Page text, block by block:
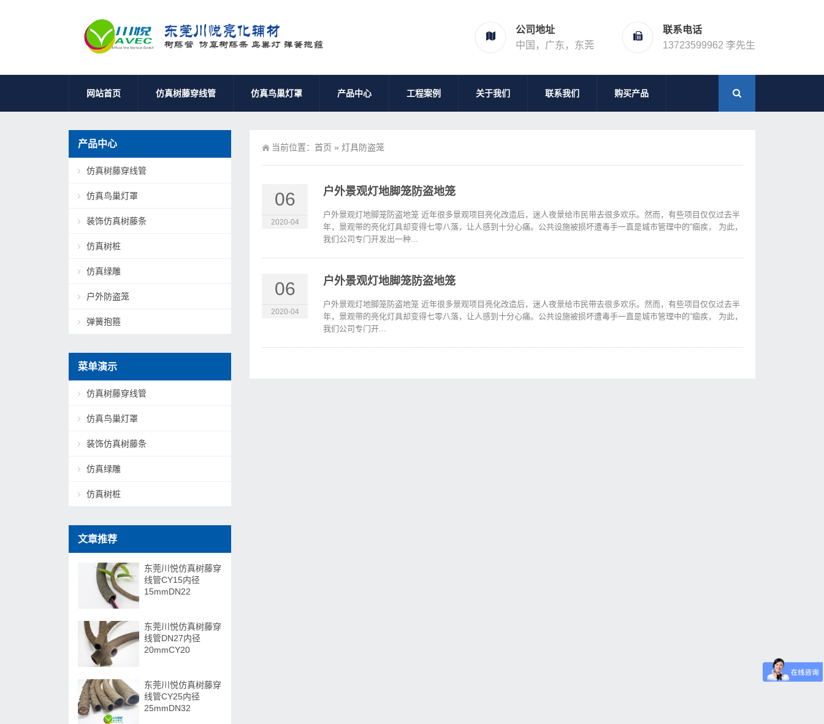
公司地址
中国，广东，东莞
联系电话
13723599962 李先生
网站首页 仿真树藤穿线管 仿真鸟巢灯罩 产品中心 工程案例 关于我们 联系我们 购买产品
当前位置： 首页 » 灯具防盗笼
06
2020-04
户外景观灯地脚笼防盗地笼
户外景观灯地脚笼防盗地笼 近年很多景观项目亮化改造后，迷人夜景给市民带去很多欢乐。然而，有些项目仅仅过去半
年，景观带的亮化灯具却变得七零八落，让人感到十分心痛。公共设施被损坏遭毒手一直是城市管理中的“痼疾， 为此，
我们公司专门开发出一种...
06
2020-04
户外景观灯地脚笼防盗地笼
户外景观灯地脚笼防盗地笼 近年很多景观项目亮化改造后，迷人夜景给市民带去很多欢乐。然而，有些项目仅仅过去半
年，景观带的亮化灯具却变得七零八落，让人感到十分心痛。公共设施被损坏遭毒手一直是城市管理中的“痼疾， 为此，
我们公司专门开...
产品中心
仿真树藤穿线管
仿真鸟巢灯罩
装饰仿真树藤条
仿真树桩
仿真绿雕
户外防盗笼
弹簧抱箍
菜单演示
仿真树藤穿线管
仿真鸟巢灯罩
装饰仿真树藤条
仿真绿雕
仿真树桩
文章推荐
东莞川悦仿真树藤穿
线管CY15内径
15mmDN22
东莞川悦仿真树藤穿
线管DN27内径
20mmCY20
东莞川悦仿真树藤穿
线管CY25内径
25mmDN32